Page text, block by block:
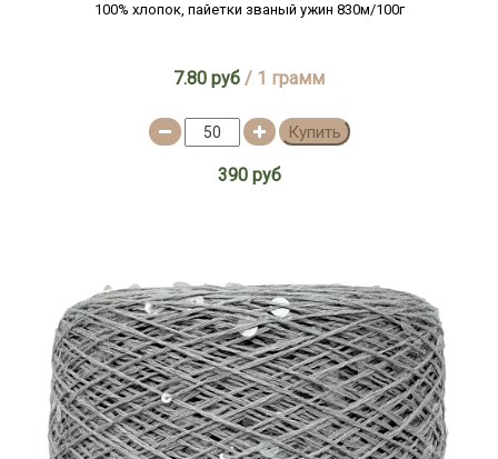
100% хлопок, пайетки званый ужин 830м/100г
7.80 руб / 1 грамм
Купить
390 руб